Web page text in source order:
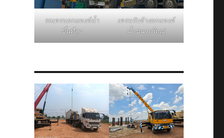
รถเครนยกแทงค์น้ำ
ขึ้นที่สูง
เครนรับจ้างยกแทงค์
น้ำขนาดใหญ่